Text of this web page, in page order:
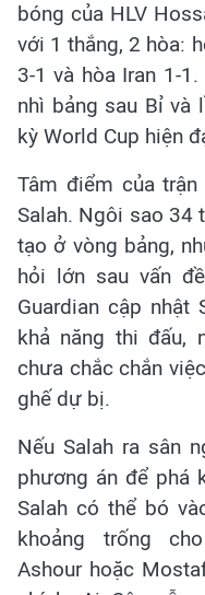
bóng của HLV
với 1 thắng, 2 hòa:
3-1 và hòa Iran 1-
nhì bảng sau Bỉ và
kỳ World Cup hiện
Tâm điểm của
Salah. Ngôi sao 34
tạo ở vòng bảng,
hỏi lớn sau vấn
Guardian cập
khả năng thi đấu,
chưa chắc chắn
ghế dự bị.
Nếu Salah ra sân
phương án để phá
Salah có thể bó
khoảng trống
Ashour hoặc